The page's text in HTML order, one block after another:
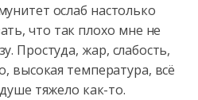
ослаб настолько
что так плохо мне не
Простуда, жар, слабость,
высокая температура, всё
тяжело как-то.